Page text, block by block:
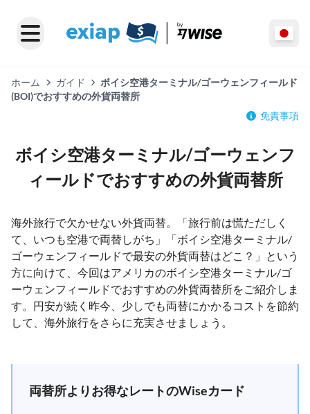
ホーム ガイド
ボイシ空港ターミナル/ゴーウェンフィールド
(BOI)でおすすめの外貨両替所
免責事項
ボイシ空港ターミナル/ゴーウェンフ
ィールドでおすすめの外貨両替所
海外旅行で欠かせない外貨両替。「旅行前は慌ただしく
て、いつも空港で両替しがち」「ボイシ空港ターミナル/
ゴーウェンフィールドで最安の外貨両替はどこ？」という
方に向けて、今回はアメリカのボイシ空港ターミナル/ゴ
ーウェンフィールドでおすすめの外貨両替所をご紹介しま
す。円安が続く昨今、少しでも両替にかかるコストを節約
して、海外旅行をさらに充実させましょう。
両替所よりお得なレートのWiseカード